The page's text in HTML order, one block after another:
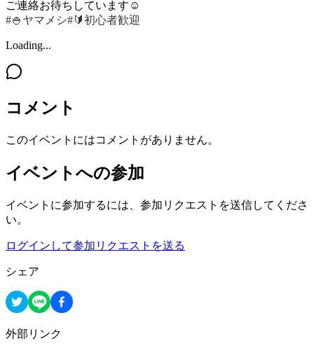
ご連絡お待ちしています☺️
#🍚ヤマメシ#🔰初心者歓迎
Loading...
コメント
このイベントにはコメントがありません。
イベントへの参加
イベントに参加するには、参加リクエストを送信してくださ
い。
ログインして参加リクエストを送る
シェア
外部リンク